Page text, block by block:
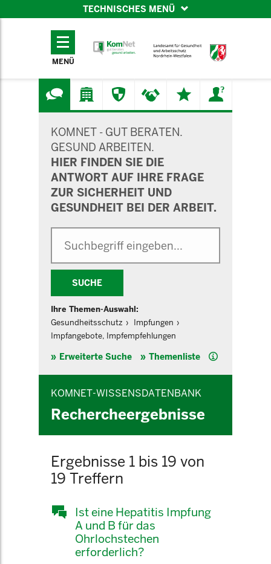
TECHNISCHES MENÜ
TECHNISCHES
MENÜ
KOMNET - GUT BERATEN.
GESUND ARBEITEN.
HIER FINDEN SIE DIE
ANTWORT AUF IHRE FRAGE
ZUR SICHERHEIT UND
GESUNDHEIT BEI DER ARBEIT.
SUCHE
Ihre Themen-Auswahl:
Gesundheitsschutz
Impfungen
Impfangebote, Impfempfehlungen
Erweiterte Suche Themenliste Hilfe
KOMNET-WISSENSDATENBANK
Rechercheergebnisse
Ergebnisse 1 bis 19 von
19 Treffern
Ist eine Hepatitis Impfung
A und B für das
Ohrlochstechen
erforderlich?